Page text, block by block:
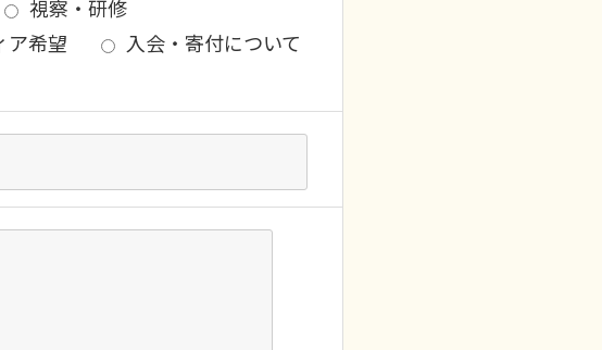
視察・研修
ア希望
入会・寄付について